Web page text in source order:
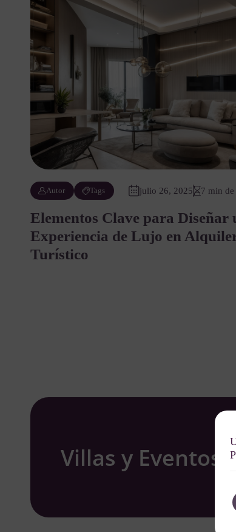
Autor Tags julio 26, 2025 7 min de
Elementos Clave para Diseñar
Experiencia de Lujo en
Turístico
Villas y Eventos